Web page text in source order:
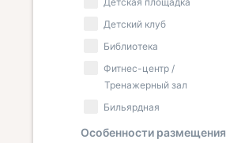
Детский клуб
Библиотека
Фитнес-центр /
Тренажерный зал
Бильярдная
Особенности размещения